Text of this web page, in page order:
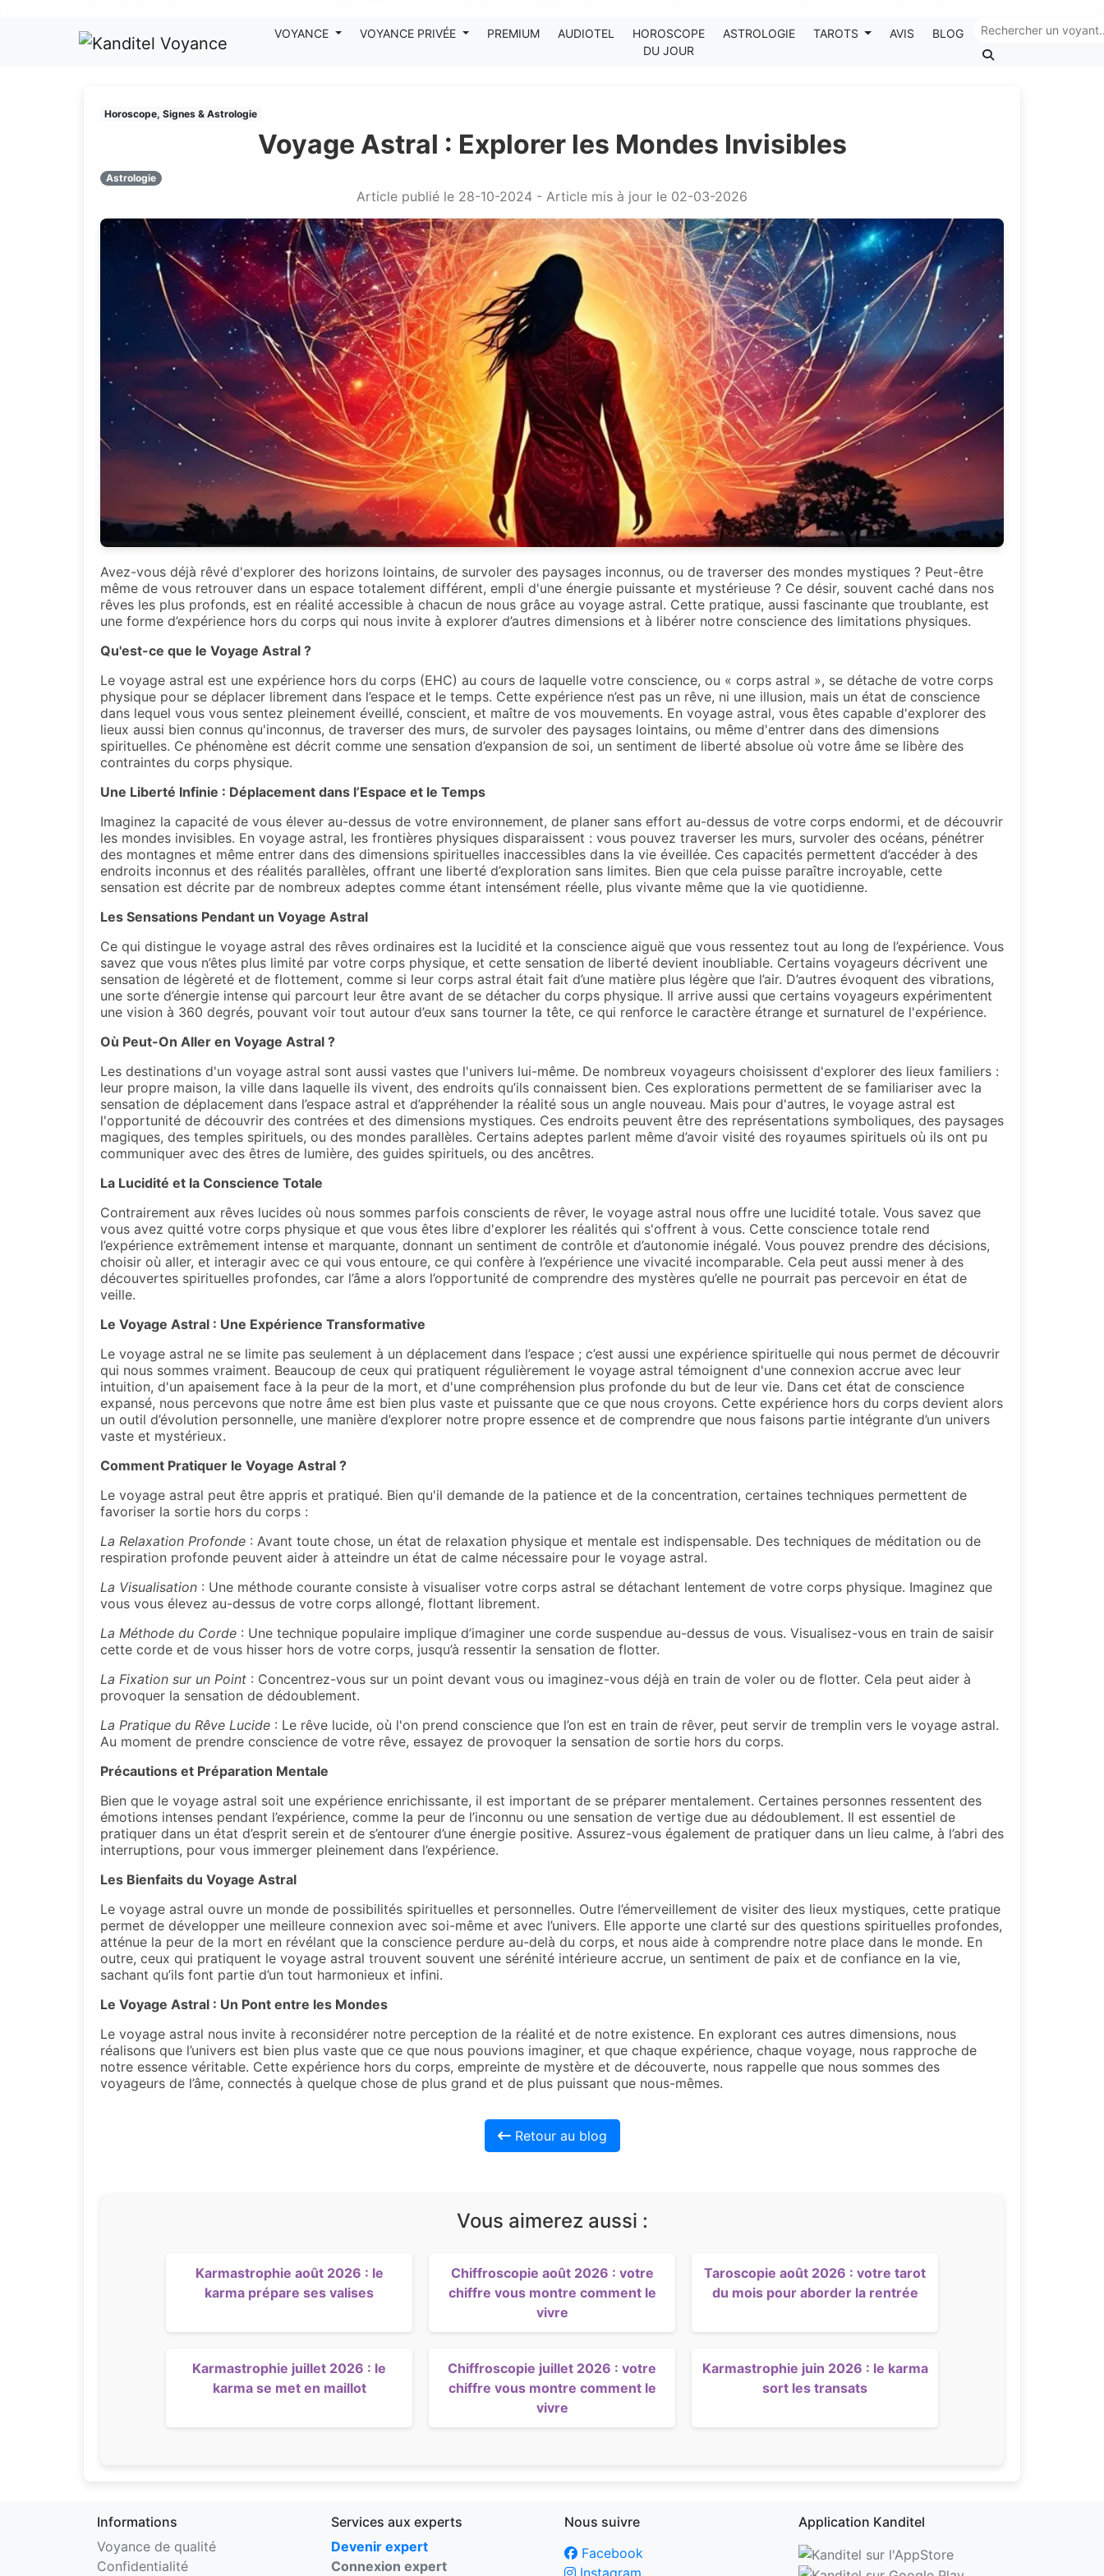
VOYANCE VOYANCE PRIVÉE PREMIUM AUDIOTEL
HOROSCOPE
DU JOUR
ASTROLOGIE TAROTS AVIS BLOG
Horoscope, Signes & Astrologie
Voyage Astral : Explorer les Mondes Invisibles
Astrologie
Article publié le 28-10-2024 - Article mis à jour le 02-03-2026
Avez-vous déjà rêvé d'explorer des horizons lointains, de survoler des paysages inconnus, ou de traverser des mondes mystiques ? Peut-être
même de vous retrouver dans un espace totalement différent, empli d'une énergie puissante et mystérieuse ? Ce désir, souvent caché dans nos
rêves les plus profonds, est en réalité accessible à chacun de nous grâce au voyage astral. Cette pratique, aussi fascinante que troublante, est
une forme d’expérience hors du corps qui nous invite à explorer d’autres dimensions et à libérer notre conscience des limitations physiques.
Qu'est-ce que le Voyage Astral ?
Le voyage astral est une expérience hors du corps (EHC) au cours de laquelle votre conscience, ou « corps astral », se détache de votre corps
physique pour se déplacer librement dans l’espace et le temps. Cette expérience n’est pas un rêve, ni une illusion, mais un état de conscience
dans lequel vous vous sentez pleinement éveillé, conscient, et maître de vos mouvements. En voyage astral, vous êtes capable d'explorer des
lieux aussi bien connus qu'inconnus, de traverser des murs, de survoler des paysages lointains, ou même d'entrer dans des dimensions
spirituelles. Ce phénomène est décrit comme une sensation d’expansion de soi, un sentiment de liberté absolue où votre âme se libère des
contraintes du corps physique.
Une Liberté Infinie : Déplacement dans l’Espace et le Temps
Imaginez la capacité de vous élever au-dessus de votre environnement, de planer sans effort au-dessus de votre corps endormi, et de découvrir
les mondes invisibles. En voyage astral, les frontières physiques disparaissent : vous pouvez traverser les murs, survoler des océans, pénétrer
des montagnes et même entrer dans des dimensions spirituelles inaccessibles dans la vie éveillée. Ces capacités permettent d’accéder à des
endroits inconnus et des réalités parallèles, offrant une liberté d’exploration sans limites. Bien que cela puisse paraître incroyable, cette
sensation est décrite par de nombreux adeptes comme étant intensément réelle, plus vivante même que la vie quotidienne.
Les Sensations Pendant un Voyage Astral
Ce qui distingue le voyage astral des rêves ordinaires est la lucidité et la conscience aiguë que vous ressentez tout au long de l’expérience. Vous
savez que vous n’êtes plus limité par votre corps physique, et cette sensation de liberté devient inoubliable. Certains voyageurs décrivent une
sensation de légèreté et de flottement, comme si leur corps astral était fait d’une matière plus légère que l’air. D’autres évoquent des vibrations,
une sorte d’énergie intense qui parcourt leur être avant de se détacher du corps physique. Il arrive aussi que certains voyageurs expérimentent
une vision à 360 degrés, pouvant voir tout autour d’eux sans tourner la tête, ce qui renforce le caractère étrange et surnaturel de l'expérience.
Où Peut-On Aller en Voyage Astral ?
Les destinations d'un voyage astral sont aussi vastes que l'univers lui-même. De nombreux voyageurs choisissent d'explorer des lieux familiers :
leur propre maison, la ville dans laquelle ils vivent, des endroits qu’ils connaissent bien. Ces explorations permettent de se familiariser avec la
sensation de déplacement dans l’espace astral et d’appréhender la réalité sous un angle nouveau. Mais pour d'autres, le voyage astral est
l'opportunité de découvrir des contrées et des dimensions mystiques. Ces endroits peuvent être des représentations symboliques, des paysages
magiques, des temples spirituels, ou des mondes parallèles. Certains adeptes parlent même d’avoir visité des royaumes spirituels où ils ont pu
communiquer avec des êtres de lumière, des guides spirituels, ou des ancêtres.
La Lucidité et la Conscience Totale
Contrairement aux rêves lucides où nous sommes parfois conscients de rêver, le voyage astral nous offre une lucidité totale. Vous savez que
vous avez quitté votre corps physique et que vous êtes libre d'explorer les réalités qui s'offrent à vous. Cette conscience totale rend
l’expérience extrêmement intense et marquante, donnant un sentiment de contrôle et d’autonomie inégalé. Vous pouvez prendre des décisions,
choisir où aller, et interagir avec ce qui vous entoure, ce qui confère à l’expérience une vivacité incomparable. Cela peut aussi mener à des
découvertes spirituelles profondes, car l’âme a alors l’opportunité de comprendre des mystères qu’elle ne pourrait pas percevoir en état de
veille.
Le Voyage Astral : Une Expérience Transformative
Le voyage astral ne se limite pas seulement à un déplacement dans l’espace ; c’est aussi une expérience spirituelle qui nous permet de découvrir
qui nous sommes vraiment. Beaucoup de ceux qui pratiquent régulièrement le voyage astral témoignent d'une connexion accrue avec leur
intuition, d'un apaisement face à la peur de la mort, et d'une compréhension plus profonde du but de leur vie. Dans cet état de conscience
expansé, nous percevons que notre âme est bien plus vaste et puissante que ce que nous croyons. Cette expérience hors du corps devient alors
un outil d’évolution personnelle, une manière d’explorer notre propre essence et de comprendre que nous faisons partie intégrante d’un univers
vaste et mystérieux.
Comment Pratiquer le Voyage Astral ?
Le voyage astral peut être appris et pratiqué. Bien qu'il demande de la patience et de la concentration, certaines techniques permettent de
favoriser la sortie hors du corps :
La Relaxation Profonde : Avant toute chose, un état de relaxation physique et mentale est indispensable. Des techniques de méditation ou de
respiration profonde peuvent aider à atteindre un état de calme nécessaire pour le voyage astral.
La Visualisation : Une méthode courante consiste à visualiser votre corps astral se détachant lentement de votre corps physique. Imaginez que
vous vous élevez au-dessus de votre corps allongé, flottant librement.
La Méthode du Corde : Une technique populaire implique d’imaginer une corde suspendue au-dessus de vous. Visualisez-vous en train de saisir
cette corde et de vous hisser hors de votre corps, jusqu’à ressentir la sensation de flotter.
La Fixation sur un Point : Concentrez-vous sur un point devant vous ou imaginez-vous déjà en train de voler ou de flotter. Cela peut aider à
provoquer la sensation de dédoublement.
La Pratique du Rêve Lucide : Le rêve lucide, où l'on prend conscience que l’on est en train de rêver, peut servir de tremplin vers le voyage astral.
Au moment de prendre conscience de votre rêve, essayez de provoquer la sensation de sortie hors du corps.
Précautions et Préparation Mentale
Bien que le voyage astral soit une expérience enrichissante, il est important de se préparer mentalement. Certaines personnes ressentent des
émotions intenses pendant l’expérience, comme la peur de l’inconnu ou une sensation de vertige due au dédoublement. Il est essentiel de
pratiquer dans un état d’esprit serein et de s’entourer d’une énergie positive. Assurez-vous également de pratiquer dans un lieu calme, à l’abri des
interruptions, pour vous immerger pleinement dans l’expérience.
Les Bienfaits du Voyage Astral
Le voyage astral ouvre un monde de possibilités spirituelles et personnelles. Outre l’émerveillement de visiter des lieux mystiques, cette pratique
permet de développer une meilleure connexion avec soi-même et avec l’univers. Elle apporte une clarté sur des questions spirituelles profondes,
atténue la peur de la mort en révélant que la conscience perdure au-delà du corps, et nous aide à comprendre notre place dans le monde. En
outre, ceux qui pratiquent le voyage astral trouvent souvent une sérénité intérieure accrue, un sentiment de paix et de confiance en la vie,
sachant qu’ils font partie d’un tout harmonieux et infini.
Le Voyage Astral : Un Pont entre les Mondes
Le voyage astral nous invite à reconsidérer notre perception de la réalité et de notre existence. En explorant ces autres dimensions, nous
réalisons que l’univers est bien plus vaste que ce que nous pouvions imaginer, et que chaque expérience, chaque voyage, nous rapproche de
notre essence véritable. Cette expérience hors du corps, empreinte de mystère et de découverte, nous rappelle que nous sommes des
voyageurs de l’âme, connectés à quelque chose de plus grand et de plus puissant que nous-mêmes.
Retour au blog
Vous aimerez aussi :
Karmastrophie août 2026 : le
karma prépare ses valises
Chiffroscopie août 2026 : votre
chiffre vous montre comment le
vivre
Taroscopie août 2026 : votre tarot
du mois pour aborder la rentrée
Karmastrophie juillet 2026 : le
karma se met en maillot
Chiffroscopie juillet 2026 : votre
chiffre vous montre comment le
vivre
Karmastrophie juin 2026 : le karma
sort les transats
Informations
Voyance de qualité
Confidentialité
Services aux experts
Devenir expert
Connexion expert
Nous suivre
Facebook
Instagram
Application Kanditel